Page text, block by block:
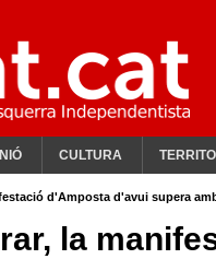
CULTURA
d'Amposta d'avui supera
la